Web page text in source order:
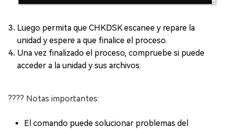
Luego permita que CHKDSK escanee y repare la
unidad y espere a que finalice el proceso.
Una vez finalizado el proceso, compruebe si puede
acceder a la unidad y sus archivos.
???? Notas importantes:
El comando puede solucionar problemas del